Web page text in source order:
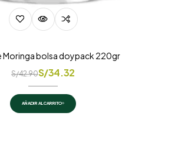
Moringa bolsa doypack 220gr
S/42.90S/34.32
AÑADIR AL CARRITO